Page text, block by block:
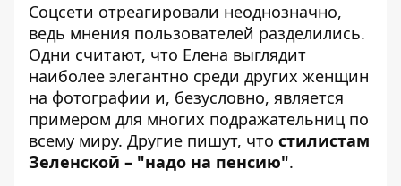
Соцсети отреагировали неоднозначно,
ведь мнения пользователей разделились.
Одни считают, что Елена выглядит
наиболее элегантно среди других женщин
на фотографии и, безусловно, является
примером для многих подражательниц по
всему миру. Другие пишут, что стилистам
Зеленской – "надо на пенсию".